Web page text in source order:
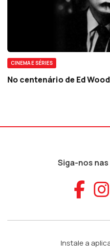
CINEMA E SÉRIES
No centenário de Ed Wood
Siga-nos
Instale a